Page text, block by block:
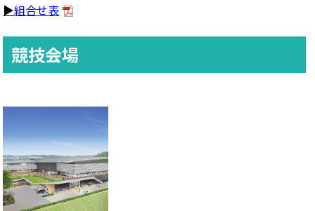
▶組合せ表
競技会場